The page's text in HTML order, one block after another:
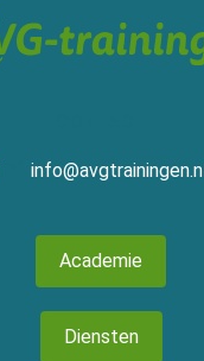
Academie
Diensten